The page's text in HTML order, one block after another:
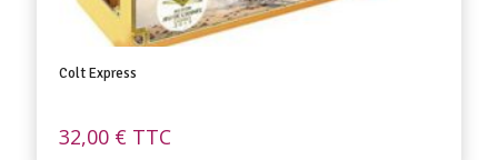
Colt Express
32,00 € TTC